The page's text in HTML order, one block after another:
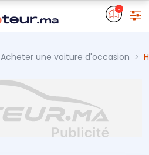
0
Acheter une voiture d'occasion